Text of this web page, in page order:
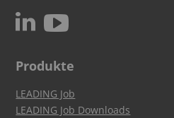
N c
Produkte
LEADING Job
LEADING Job Downloads